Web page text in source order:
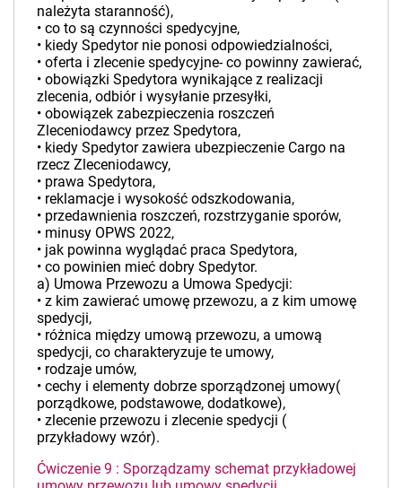
należyta staranność),
• co to są czynności spedycyjne,
• kiedy Spedytor nie ponosi odpowiedzialności,
• oferta i zlecenie spedycyjne- co powinny zawierać,
• obowiązki Spedytora wynikające z realizacji
zlecenia, odbiór i wysyłanie przesyłki,
• obowiązek zabezpieczenia roszczeń
Zleceniodawcy przez Spedytora,
• kiedy Spedytor zawiera ubezpieczenie Cargo na
rzecz Zleceniodawcy,
• prawa Spedytora,
• reklamacje i wysokość odszkodowania,
• przedawnienia roszczeń, rozstrzyganie sporów,
• minusy OPWS 2022,
• jak powinna wyglądać praca Spedytora,
• co powinien mieć dobry Spedytor.
a) Umowa Przewozu a Umowa Spedycji:
• z kim zawierać umowę przewozu, a z kim umowę
spedycji,
• różnica między umową przewozu, a umową
spedycji, co charakteryzuje te umowy,
• rodzaje umów,
• cechy i elementy dobrze sporządzonej umowy(
porządkowe, podstawowe, dodatkowe),
• zlecenie przewozu i zlecenie spedycji (
przykładowy wzór).
Ćwiczenie 9 : Sporządzamy schemat przykładowej